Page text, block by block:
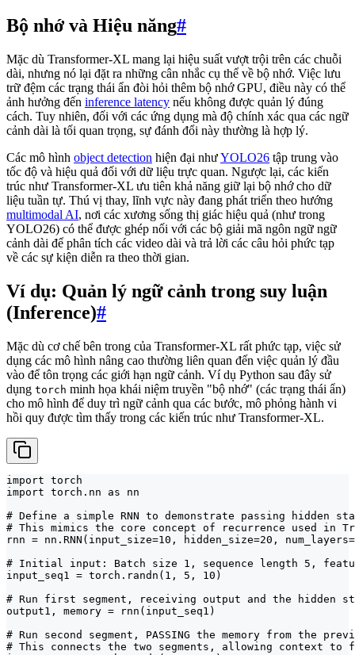
Bộ nhớ và Hiệu năng#
Mặc dù Transformer-XL mang lại hiệu suất vượt trội trên các chuỗi
dài, nhưng nó lại đặt ra những cân nhắc cụ thể về bộ nhớ. Việc lưu
trữ đệm các trạng thái ẩn đòi hỏi thêm bộ nhớ GPU, điều này có thể
ảnh hưởng đến inference latency nếu không được quản lý đúng
cách. Tuy nhiên, đối với các ứng dụng mà độ chính xác qua các ngữ
cảnh dài là tối quan trọng, sự đánh đổi này thường là hợp lý.
Các mô hình object detection hiện đại nhưYOLO26 tập trung vào
tốc độ và hiệu quả đối với dữ liệu trực quan. Ngược lại, các kiến
trúc như Transformer-XL ưu tiên khả năng giữ lại bộ nhớ cho dữ
liệu tuần tự. Thú vị thay, lĩnh vực này đang phát triển theo hướng
multimodal AI, nơi các xương sống thị giác hiệu quả (như trong
YOLO26) có thể được ghép nối với các bộ giải mã ngôn ngữ ngữ
cảnh dài để phân tích các video dài và trả lời các câu hỏi phức tạp
về các sự kiện diễn ra theo thời gian.
Ví dụ: Quản lý ngữ cảnh trong suy luận
(Inference)#
Mặc dù cơ chế bên trong của Transformer-XL rất phức tạp, việc sử
dụng các mô hình nâng cao thường liên quan đến việc quản lý đầu
vào để tôn trọng các giới hạn ngữ cảnh. Ví dụ Python sau đây sử
dụng torch minh họa khái niệm truyền "bộ nhớ" (các trạng thái ẩn)
cho mô hình để duy trì ngữ cảnh qua các bước, mô phỏng hành vi
hồi quy được tìm thấy trong các kiến trúc như Transformer-XL.
import torch
import torch.nn as nn
# Define a simple RNN to demonstrate passing hidden
# This mimics the core concept of recurrence used in
rnn = nn.RNN(input_size=10, hidden_size=20,
# Initial input: Batch size 1, sequence length 5,
input_seq1 = torch.randn(1, 5, 10)
# Run first segment, receiving output and the hidden
output1, memory = rnn(input_seq1)
# Run second segment, PASSING the memory from the
# This connects the two segments, allowing context to